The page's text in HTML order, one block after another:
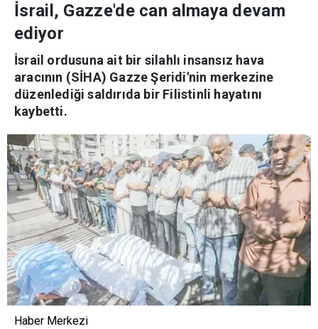
İsrail, Gazze'de can almaya devam
ediyor
İsrail ordusuna ait bir silahlı insansız hava
aracının (SİHA) Gazze Şeridi'nin merkezine
düzenlediği saldırıda bir Filistinli hayatını
kaybetti.
Haber Merkezi